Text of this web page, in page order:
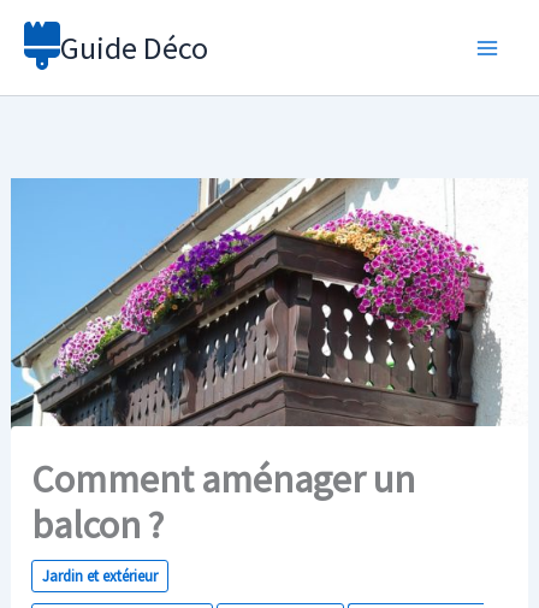
Aller
Guide Déco
Comment aménager un
balcon ?
Jardin et extérieur